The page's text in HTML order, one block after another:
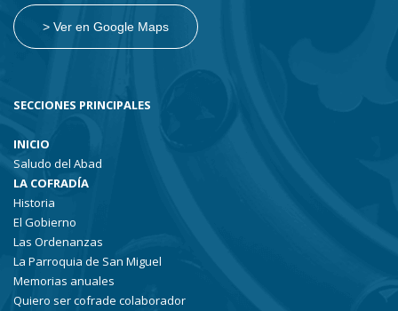
> Ver en Google Maps
SECCIONES PRINCIPALES
INICIO
Saludo del Abad
LA COFRADÍA
Historia
El Gobierno
Las Ordenanzas
La Parroquia de San Miguel
Memorias anuales
Quiero ser cofrade colaborador